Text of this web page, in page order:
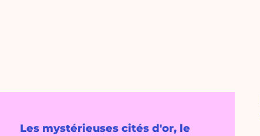
Les mystérieuses cités d'or, le